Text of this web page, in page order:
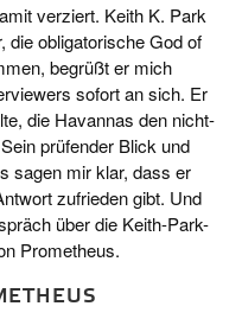
verziert. Keith K. Park
die obligatorische God of
begrüßt er mich
sofort an sich. Er
die Havannas den nicht-
prüfender Blick und
sagen mir klar, dass er
zufrieden gibt. Und
über die Keith-Park-
Prometheus.